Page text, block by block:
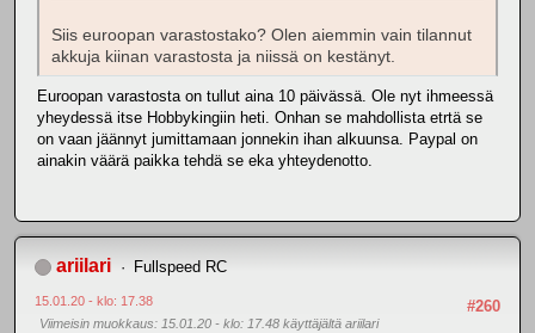
Siis euroopan varastostako? Olen aiemmin vain tilannut
akkuja kiinan varastosta ja niissä on kestänyt.
Euroopan varastosta on tullut aina 10 päivässä. Ole nyt ihmeessä
yheydessä itse Hobbykingiin heti. Onhan se mahdollista etrtä se
on vaan jäännyt jumittamaan jonnekin ihan alkuunsa. Paypal on
ainakin väärä paikka tehdä se eka yhteydenotto.
ariilari Fullspeed RC
#260
15.01.20 - klo: 17.38
Viimeisin muokkaus: 15.01.20 - klo: 17.48 käyttäjältä ariilari